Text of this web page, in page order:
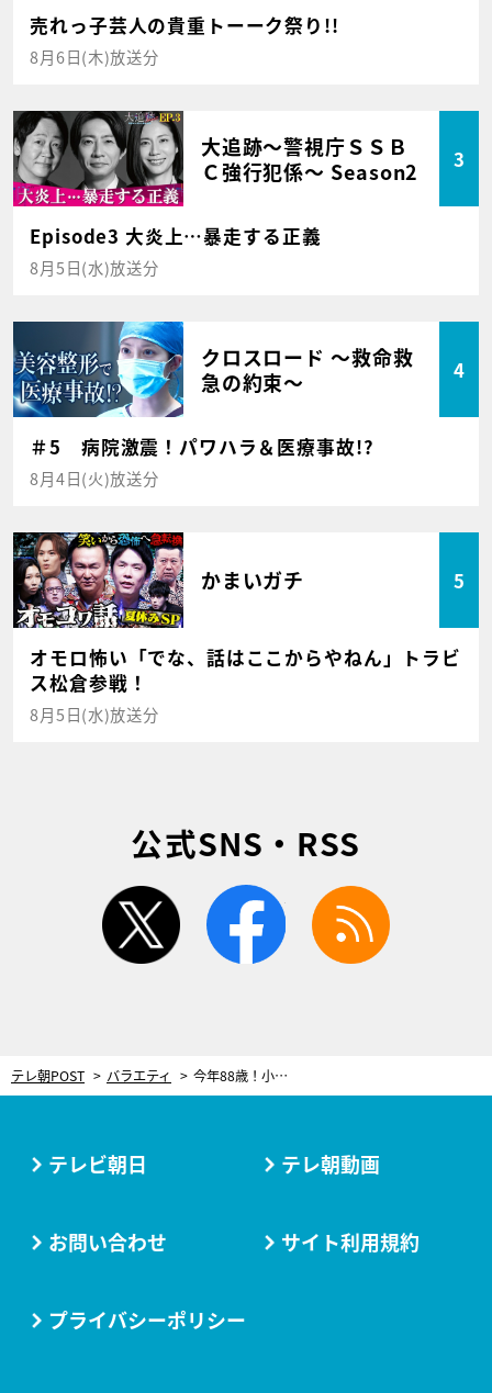
売れっ子芸人の貴重トーーク祭り!!
8月6日(木)放送分
大追跡～警視庁ＳＳＢ
Ｃ強行犯係～ Season2
3
Episode3 大炎上…暴走する正義
8月5日(水)放送分
クロスロード ～救命救
急の約束～
4
＃5 病院激震！パワハラ＆医療事故!?
8月4日(火)放送分
かまいガチ 5
オモロ怖い「でな、話はここからやねん」トラビ
ス松倉参戦！
8月5日(水)放送分
公式SNS・RSS
twitter facebook
テレ朝POST バラエティ 今年88歳！小林旭、昭和の大スターとの秘話明かす 短かった美空ひばりさんとの結婚生活
テレビ朝日 テレ朝動画
お問い合わせ サイト利用規約
プライバシーポリシー